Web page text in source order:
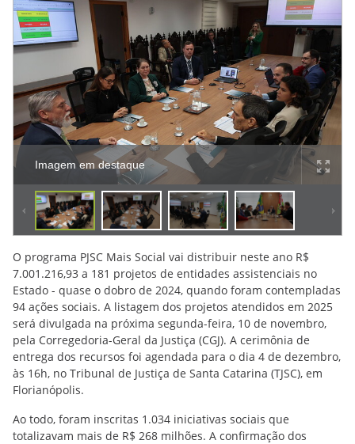
Imagem em destaque
O programa PJSC Mais Social vai distribuir neste ano R$
7.001.216,93 a 181 projetos de entidades assistenciais no
Estado - quase o dobro de 2024, quando foram contempladas
94 ações sociais. A listagem dos projetos atendidos em 2025
será divulgada na próxima segunda-feira, 10 de novembro,
pela Corregedoria-Geral da Justiça (CGJ). A cerimônia de
entrega dos recursos foi agendada para o dia 4 de dezembro,
às 16h, no Tribunal de Justiça de Santa Catarina (TJSC), em
Florianópolis.
Ao todo, foram inscritas 1.034 iniciativas sociais que
totalizavam mais de R$ 268 milhões. A confirmação dos